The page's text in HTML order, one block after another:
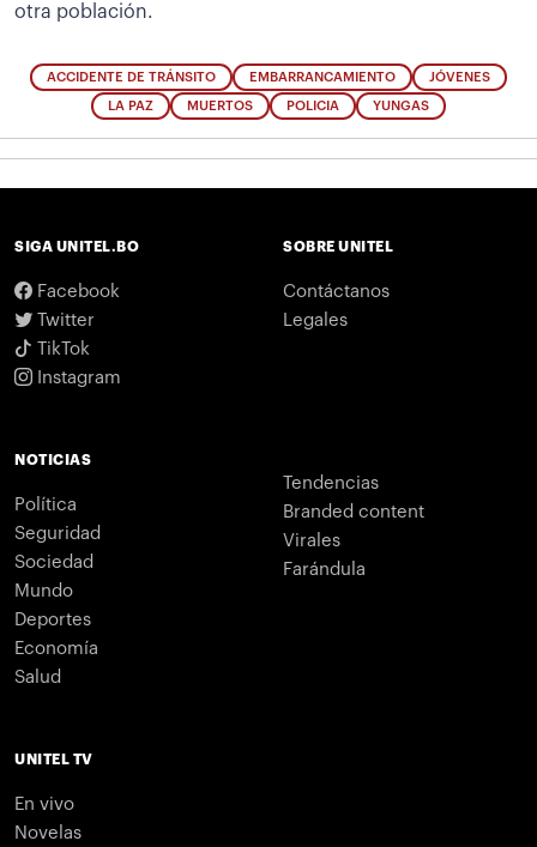
otra población.
ACCIDENTE DE TRÁNSITO EMBARRANCAMIENTO JÓVENES
LA PAZ MUERTOS POLICIA YUNGAS
SIGA UNITEL.BO
Facebook
Twitter
TikTok
Instagram
SOBRE UNITEL
Contáctanos
Legales
NOTICIAS
Política
Seguridad
Sociedad
Mundo
Deportes
Economía
Salud
Tendencias
Branded content
Virales
Farándula
UNITEL TV
En vivo
Novelas